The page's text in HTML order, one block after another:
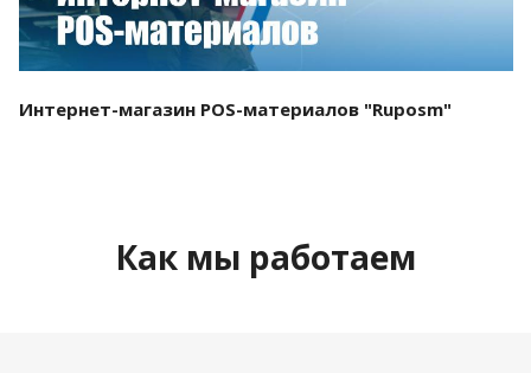
Интернет-магазин POS-материалов "Ruposm"
Как мы работаем